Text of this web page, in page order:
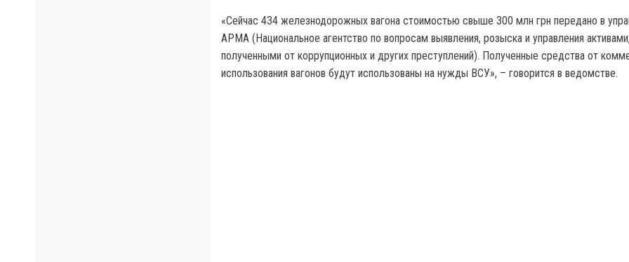
«Сейчас 434 железнодорожных вагона стоимостью свыше 300 млн грн передано в
АРМА (Национальное агентство по вопросам выявления, розыска и управления активами,
полученными от коррупционных и других преступлений). Полученные средства от
использования вагонов будут использованы на нужды ВСУ», – говорится в ведомстве.